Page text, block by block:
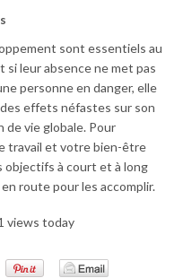
sont essentiels au
si leur absence ne met pas
personne en danger, elle
effets néfastes sur son
vie globale. Pour
travail et votre bien-être
objectifs à court et à long
route pour les accomplir.
views today